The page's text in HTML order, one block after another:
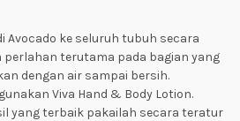
Avocado ke seluruh tubuh secara
terutama pada bagian yang
dengan air sampai bersih.
Viva Hand & Body Lotion.
yang terbaik pakailah secara teratur